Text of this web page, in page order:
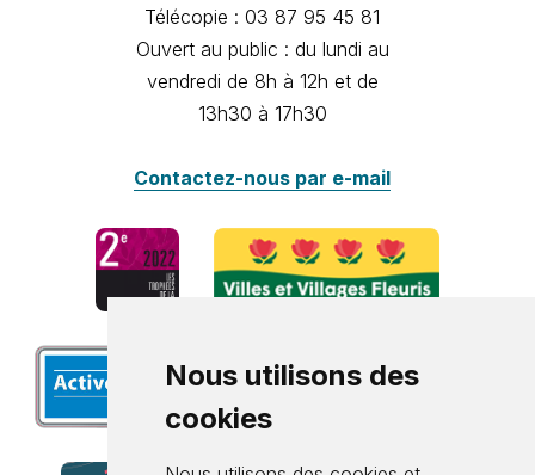
Nous utilisons des
cookies
Télécopie : 03 87 95 45 81
Ouvert au public : du lundi au
vendredi de 8h à 12h et de
13h30 à 17h30
Contactez-nous par e-mail